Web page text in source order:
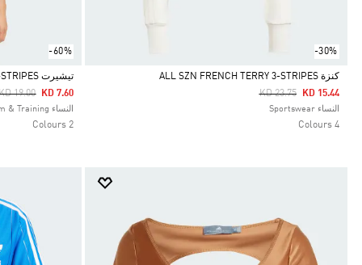
-30%
Selected
كنزة ALL SZN FRENCH TERRY 3-STRIPES
Price Reduced From
KD 23.75ToKD 15.44
النساء Sportswear
4 Colours
-60%
Selected
تيشيرت PRIMELIFT BACK-CUTOUT 3-STRIPES
Reduced From
19.00ToKD 7.60
النساء Gym & Training
2 Colours